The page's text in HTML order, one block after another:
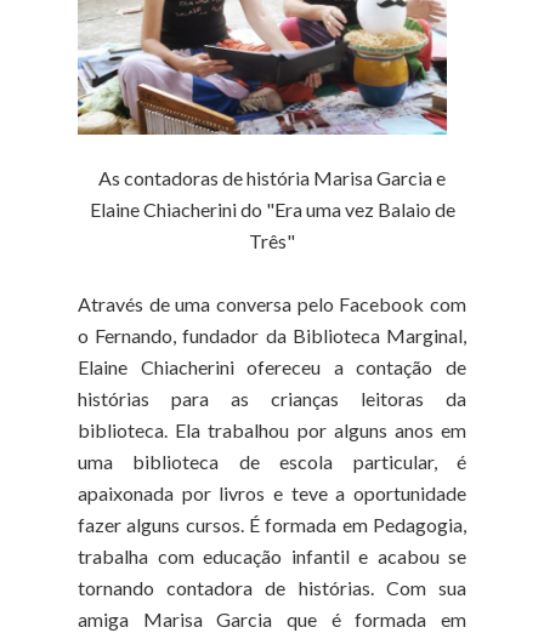
As contadoras de história Marisa Garcia e
ElaineChiacherini do "Era uma vez Balaio de
Três"
Através de uma conversa pelo Facebook com
o Fernando, fundador da Biblioteca Marginal,
Elaine Chiacherini ofereceu a contação de
histórias para as crianças leitoras da
biblioteca. Ela trabalhou por alguns anos em
uma biblioteca de escola particular, é
apaixonada por livros e teve a oportunidade
fazer alguns cursos. É formada em Pedagogia,
trabalha com educação infantil e acabou se
tornando contadora de histórias. Com sua
amiga Marisa Garcia que é formada em